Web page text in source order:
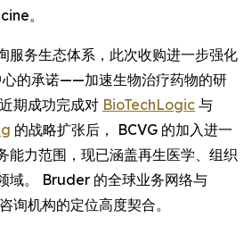
。
服务生态体系，此次收购进一步强化
心的承诺——加速生物治疗药物的研
期成功完成对 BioTechLogic 与
的战略扩张后， BCVG 的加入进一
能力范围，现已涵盖再生医学、组织
域。 Bruder 的全球业务网络与
询机构的定位高度契合。